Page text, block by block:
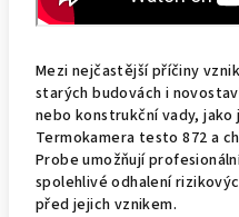
Mezi nejčastější příčiny
starých budovách i
nebo konstrukční vady,
Termokamera testo 872 a
Probe umožňují
spolehlivé odhalení
před jejich vznikem.